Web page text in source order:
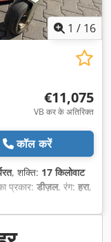
1 / 16
€11,075
VB कर के अतिरिक्त
कॉल करें
, शक्ति: 17 किलोवाट
प्रकार: डीज़ल, रंग: हरा,